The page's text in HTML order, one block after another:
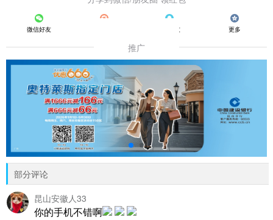
微信好友 QQ好友 更多
推广
部分评论
昆山安徽人33
你的手机不错啊